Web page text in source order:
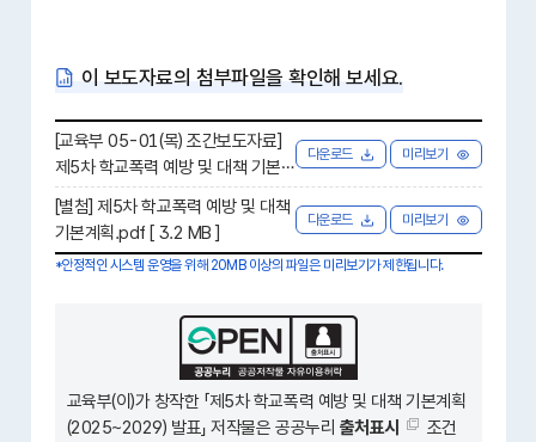
이 보도자료의 첨부파일을 확인해 보세요.
[교육부 05-01(목) 조간보도자료]
제5차 학교폭력 예방 및 대책 기본
계획(2025~2029) 발표_.hwp [ 1.
8 MB ]
다운로드 미리보기
[별첨] 제5차 학교폭력 예방 및 대책
기본계획.pdf [ 3.2 MB ]
다운로드 미리보기
*안정적인 시스템 운영을 위해 20MB 이상의 파일은 미리보기가 제한됩니다.
교육부(이)가 창작한 「제5차 학교폭력 예방 및 대책 기본계획
(2025~2029) 발표」 저작물은 공공누리 출처표시
조건